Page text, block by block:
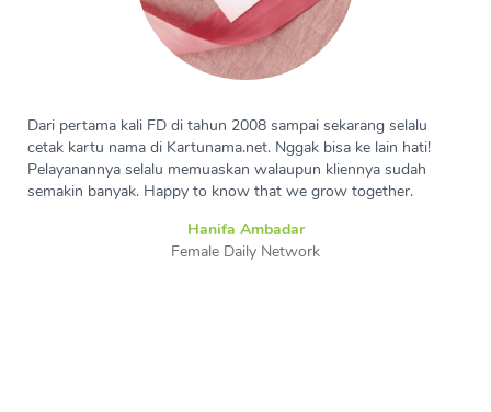
Dari pertama kali FD di tahun 2008 sampai sekarang selalu
cetak kartu nama di Kartunama.net. Nggak bisa ke lain hati!
Pelayanannya selalu memuaskan walaupun kliennya sudah
semakin banyak. Happy to know that we grow together.
Hanifa Ambadar
Female Daily Network